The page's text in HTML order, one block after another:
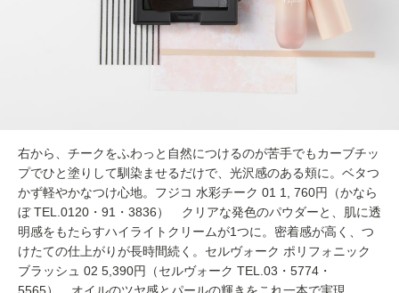
右から、チークをふわっと自然につけるのが苦手でもカーブチッ
プでひと塗りして馴染ませるだけで、光沢感のある頬に。ベタつ
かず軽やかなつけ心地。フジコ 水彩チーク 01 1, 760円（かなら
ぼ TEL.0120・91・3836） クリアな発色のパウダーと、肌に透
明感をもたらすハイライトクリームが1つに。密着感が高く、つ
けたての仕上がりが長時間続く。セルヴォーク ポリフォニック
ブラッシュ 02 5,390円（セルヴォーク TEL.03・5774・